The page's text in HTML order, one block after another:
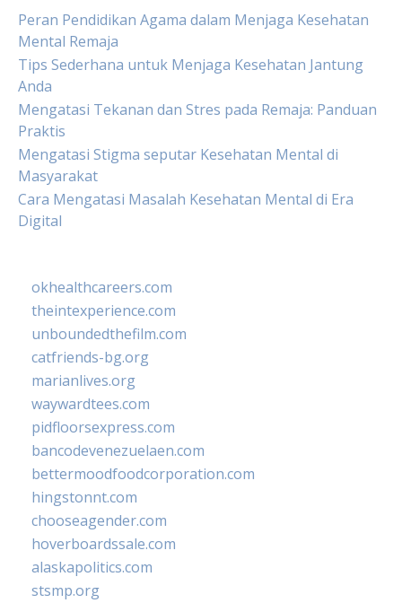
Peran Pendidikan Agama dalam Menjaga Kesehatan
Mental Remaja
Tips Sederhana untuk Menjaga Kesehatan Jantung
Anda
Mengatasi Tekanan dan Stres pada Remaja: Panduan
Praktis
Mengatasi Stigma seputar Kesehatan Mental di
Masyarakat
Cara Mengatasi Masalah Kesehatan Mental di Era
Digital
okhealthcareers.com
theintexperience.com
unboundedthefilm.com
catfriends-bg.org
marianlives.org
waywardtees.com
pidfloorsexpress.com
bancodevenezuelaen.com
bettermoodfoodcorporation.com
hingstonnt.com
chooseagender.com
hoverboardssale.com
alaskapolitics.com
stsmp.org